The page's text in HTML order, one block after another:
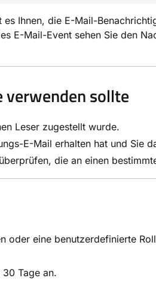
Ihnen, die E-Mail-
E-Mail-Event sehen Sie den
sollte
Leser zugestellt wurde.
E-Mail erhalten hat und Sie
die an einen
oder eine benutzerdefinierte
Tage an.